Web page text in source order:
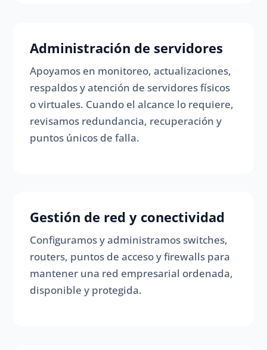
Administración de servidores
Apoyamos en monitoreo, actualizaciones,
respaldos y atención de servidores físicos
o virtuales. Cuando el alcance lo requiere,
revisamos redundancia, recuperación y
puntos únicos de falla.
Gestión de red y conectividad
Configuramos y administramos switches,
routers, puntos de acceso y firewalls para
mantener una red empresarial ordenada,
disponible y protegida.